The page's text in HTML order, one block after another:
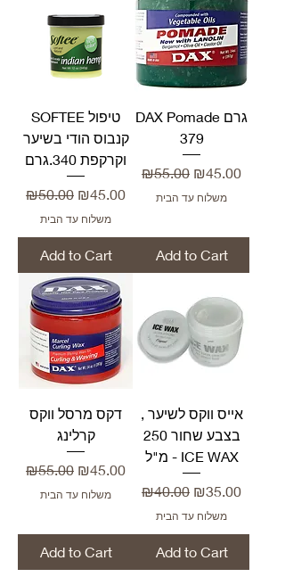
SOFTEE טיפול
קנבוס הודי בשיער
וקרקפת 340.גרם
Regular Price
₪50.00 Sale Price
₪45.00
משלוח עד הבית
Add to Cart
DAX Pomade גרם
379
Regular Price
₪55.00 Sale Price
₪45.00
משלוח עד הבית
Add to Cart
דקס מרסל ווקס
קרלינג
Regular Price
₪55.00 Sale Price
₪45.00
משלוח עד הבית
Add to Cart
אייס ווקס לשיער ,
בצבע שחור 250
מ"ל - ICE WAX
Regular Price
₪40.00 Sale Price
₪35.00
משלוח עד הבית
Add to Cart